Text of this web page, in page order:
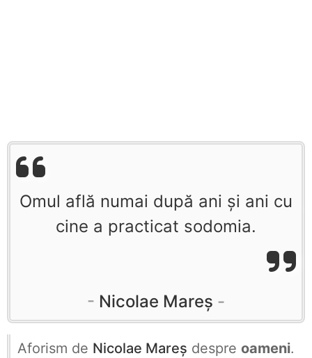
Omul află numai după ani şi ani cu
cine a practicat sodomia.
Nicolae Mareș
Aforism de Nicolae Mareș despre oameni.